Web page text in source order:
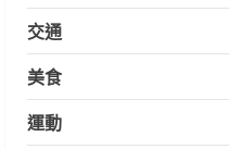
交通
美食
運動